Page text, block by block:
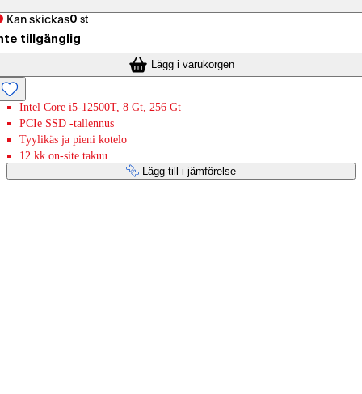
Kan skickas0 st
tillgänglig
Lägg i varukorgen
Intel Core i5-12500T, 8 Gt, 256 Gt
PCIe SSD -tallennus
Tyylikäs ja pieni kotelo
12 kk on-site takuu
Lägg till i jämförelse